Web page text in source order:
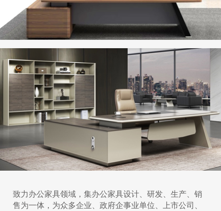
致力办公家具领域，集办公家具设计、研发、生产、销
售为一体，为众多企业、政府企事业单位、上市公司、